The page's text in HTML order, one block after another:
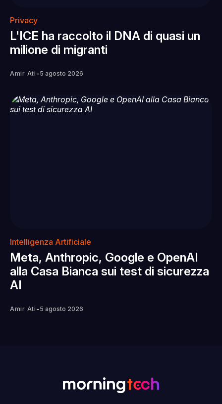
Privacy
L'ICE ha raccolto il DNA di quasi un
milione di migranti
Amir Ati -5 agosto 2026
Intelligenza Artificiale
Meta, Anthropic, Google e OpenAI
alla Casa Bianca sui test di sicurezza
AI
Amir Ati -5 agosto 2026